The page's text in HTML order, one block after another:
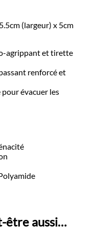
(largeur) x 5cm
agrippant et tirette
renforcé et
évacuer les
être aussi…